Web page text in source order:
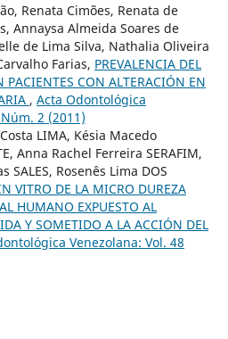
Renata Cimões, Renata de
Annaysa Almeida Soares de
de Lima Silva, Nathalia Oliveira
Farias, PREVALENCIA DEL
PACIENTES CON ALTERACIÓN EN
, Acta Odontológica
2 (2011)
LIMA, Késia Macedo
Anna Rachel Ferreira SERAFIM,
SALES, Rosenês Lima DOS
VITRO DE LA MICRO DUREZA
HUMANO EXPUESTO AL
Y SOMETIDO A LA ACCIÓN DEL
Venezolana: Vol. 48